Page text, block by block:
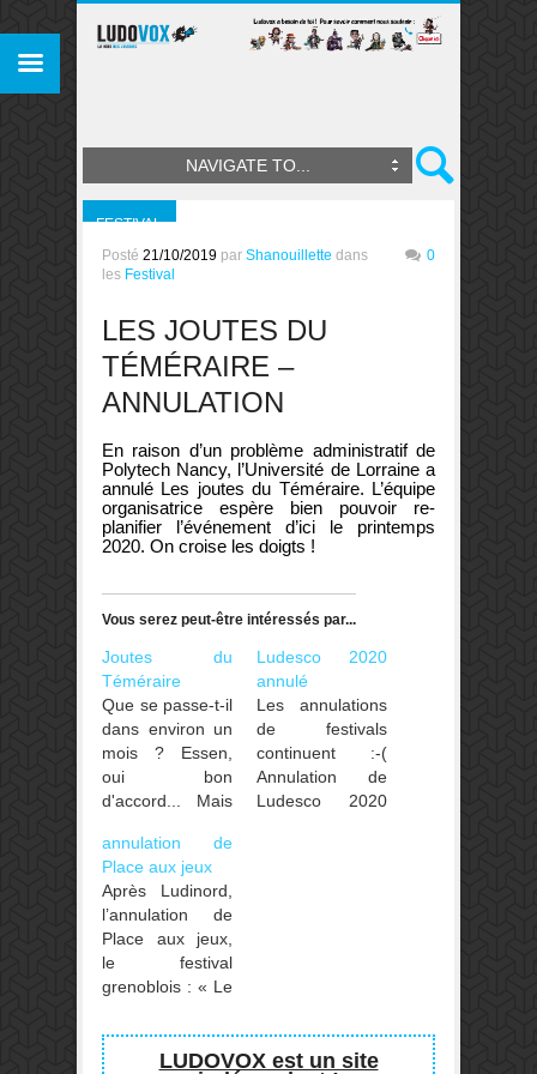
NAVIGATE TO...
FESTIVAL
Posté 21/10/2019 par Shanouillette dans
les Festival
0
LES JOUTES DU
TÉMÉRAIRE –
ANNULATION
En raison d’un problème administratif de
Polytech Nancy, l’Université de Lorraine a
annulé Les joutes du Téméraire. L’équipe
organisatrice espère bien pouvoir re-
planifier l’événement d’ici le printemps
2020. On croise les doigts !
Vous serez peut-être intéressés par...
Joutes du
Téméraire
Que se passe-t-il
dans environ un
mois ? Essen,
oui bon
d'accord... Mais
a surtout les
Joutes du
Téméraire, festival
de jeux en tout
genre du 26 et
27 octobre
2019 au
! Hell yeah!
(attention, ils ont
Ludesco 2020
annulé
Les annulations
de festivals
continuent :-(
Annulation de
Ludesco 2020
communiqué est
à lire ici.
annulation de
Place aux jeux
Après Ludinord,
l’annulation de
Place aux jeux,
le festival
grenoblois : « Le
pilotage de PAJ
a dû se résoudre
LUDOVOX est un site